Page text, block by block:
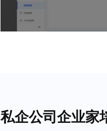
私企公司企业家